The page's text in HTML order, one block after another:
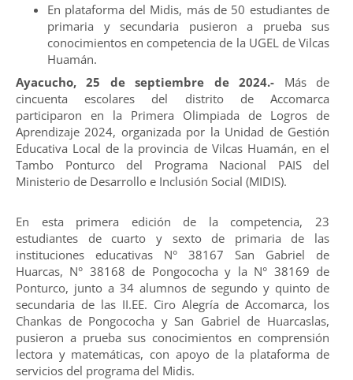
En plataforma del Midis, más de 50 estudiantes de
primaria y secundaria pusieron a prueba sus
conocimientos en competencia de la UGEL de Vilcas
Huamán.
Ayacucho, 25 de septiembre de 2024.- Más de
cincuenta escolares del distrito de Accomarca
participaron en la Primera Olimpiada de Logros de
Aprendizaje 2024, organizada por la Unidad de Gestión
Educativa Local de la provincia de Vilcas Huamán, en el
Tambo Ponturco del Programa Nacional PAIS del
Ministerio de Desarrollo e Inclusión Social (MIDIS).
En esta primera edición de la competencia, 23
estudiantes de cuarto y sexto de primaria de las
instituciones educativas N° 38167 San Gabriel de
Huarcas, N° 38168 de Pongococha y la N° 38169 de
Ponturco, junto a 34 alumnos de segundo y quinto de
secundaria de las II.EE. Ciro Alegría de Accomarca, los
Chankas de Pongococha y San Gabriel de Huarcaslas,
pusieron a prueba sus conocimientos en comprensión
lectora y matemáticas, con apoyo de la plataforma de
servicios del programa del Midis.